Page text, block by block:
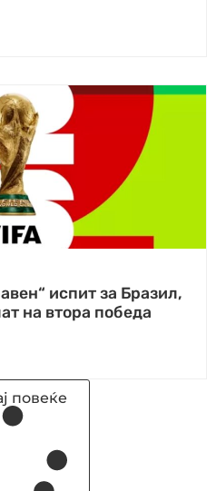
испит за Бразил,
на втора победа
повеќе